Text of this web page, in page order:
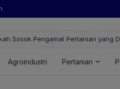
Pertanian yang Dimaksud Mentan
Agroindustri Pertanian